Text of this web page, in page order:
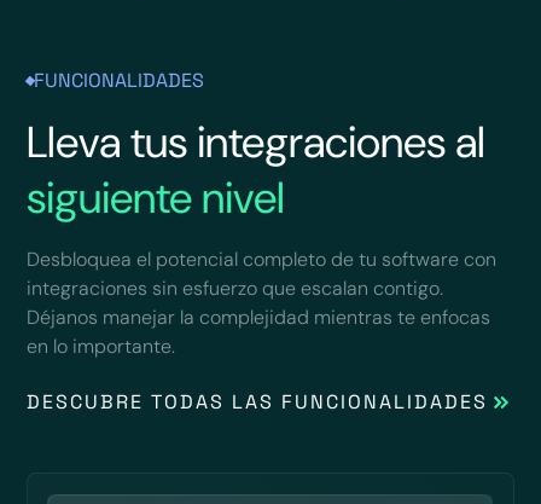
FUNCIONALIDADES
Lleva tus integraciones al
siguiente nivel
Desbloquea el potencial completo de tu software con
integraciones sin esfuerzo que escalan contigo.
Déjanos manejar la complejidad mientras te enfocas
en lo importante.
DESCUBRE TODAS LAS FUNCIONALIDADES